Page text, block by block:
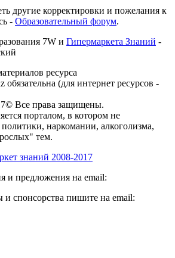
другие корректировки и пожелания к
- Образовательный форум.
7W и Гипермаркета Знаний -
ресурса
обязательна (для интернет ресурсов -
Все права защищены.
порталом, в котором не
наркомании, алкоголизма,
тем.
знаний 2008-2017
и предложения на email:
спонсорства пишите на email: